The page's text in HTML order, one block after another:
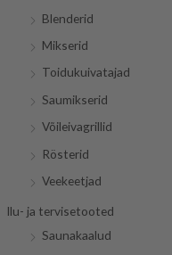
Blenderid
Mikserid
Toidukuivatajad
Saumikserid
Võileivagrillid
Rösterid
Veekeetjad
Ilu- ja tervisetooted
Saunakaalud